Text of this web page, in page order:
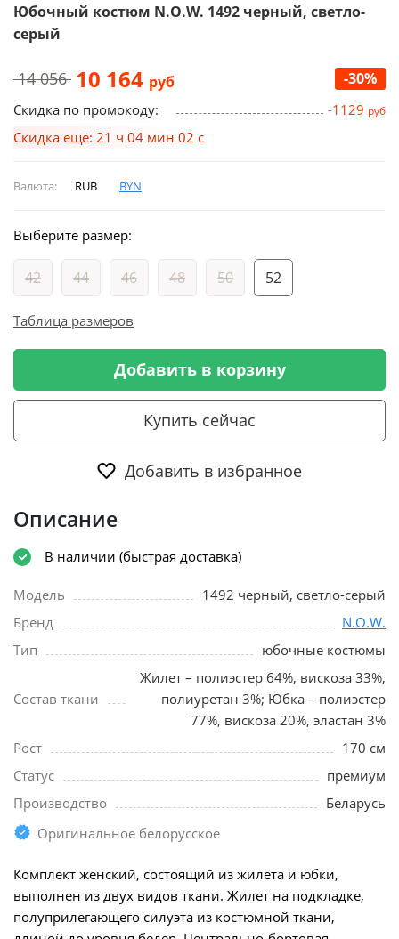
Юбочный костюм N.O.W. 1492 черный, светло-
серый
14 056 10 164 руб -30%
Скидка по промокоду: -1129 руб
Скидка ещё: 21 ч 04 мин 01 с
Валюта: RUB BYN
Выберите размер:
42 44 46 48 50 52
Таблица размеров
Добавить в корзину
Купить сейчас
Добавить в избранное
Описание
В наличии (быстрая доставка)
Модель
1492 черный, светло-серый
Бренд
N.O.W.
Тип
юбочные костюмы
Состав ткани
Жилет – полиэстер 64%, вискоза 33%,
полиуретан 3%; Юбка – полиэстер
77%, вискоза 20%, эластан 3%
Рост
170 см
Статус
премиум
Производство
Беларусь
Оригинальное белорусское
Комплект женский, состоящий из жилета и юбки,
выполнен из двух видов ткани. Жилет на подкладке,
полуприлегающего силуэта из костюмной ткани,